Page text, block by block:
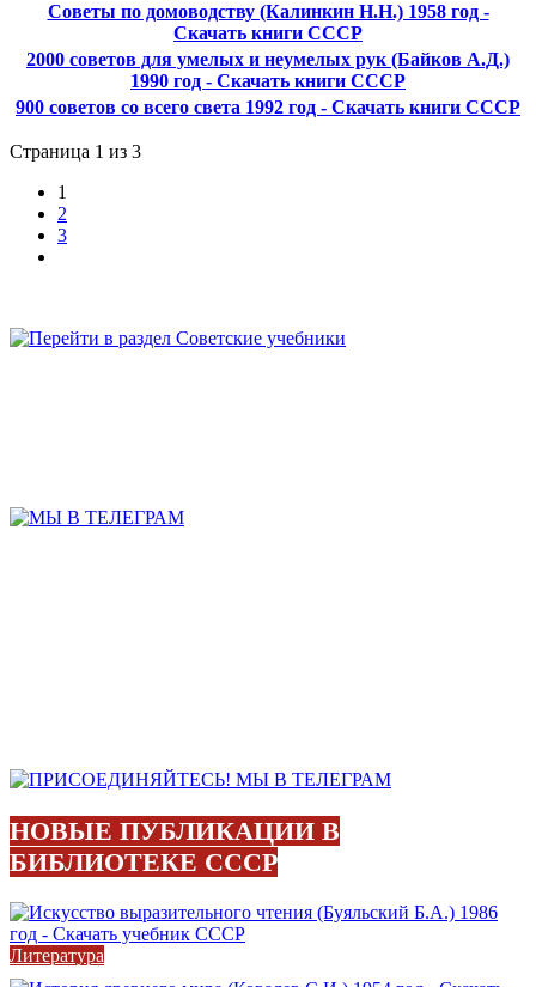
Советы по домоводству (Калинкин Н.Н.) 1958 год -
Скачать книги СССР
2000 советов для умелых и неумелых рук (Байков А.Д.)
1990 год - Скачать книги СССР
900 советов со всего света 1992 год - Скачать книги СССР
Страница 1 из 3
1
2
3
НОВЫЕ ПУБЛИКАЦИИ В
БИБЛИОТЕКЕ СССР
Литература